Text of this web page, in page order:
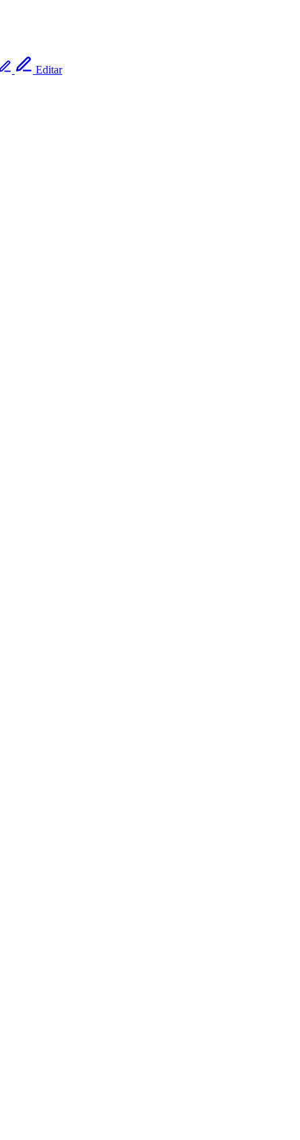
Editar